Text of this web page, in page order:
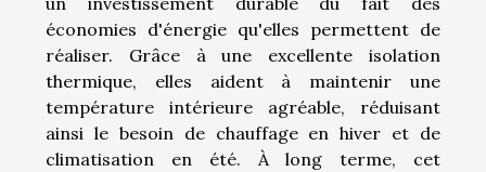
économies d'énergie qu'elles permettent de
réaliser. Grâce à une excellente isolation
thermique, elles aident à maintenir une
température intérieure agréable, réduisant
ainsi le besoin de chauffage en hiver et de
climatisation en été. À long terme, cet